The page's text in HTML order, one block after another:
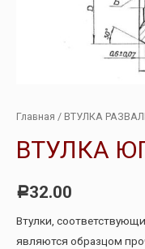
Главная / ВТУЛКА
ВТУЛКА
Р32.00
Втулки,
являются образцом